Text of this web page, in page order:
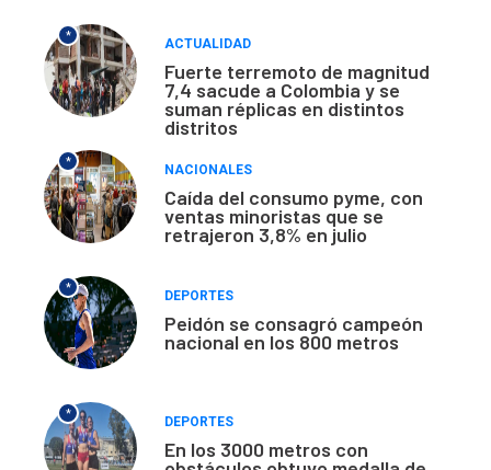
*
ACTUALIDAD
Fuerte terremoto de magnitud
7,4 sacude a Colombia y se
suman réplicas en distintos
distritos
*
NACIONALES
Caída del consumo pyme, con
ventas minoristas que se
retrajeron 3,8% en julio
*
DEPORTES
Peidón se consagró campeón
nacional en los 800 metros
*
DEPORTES
En los 3000 metros con